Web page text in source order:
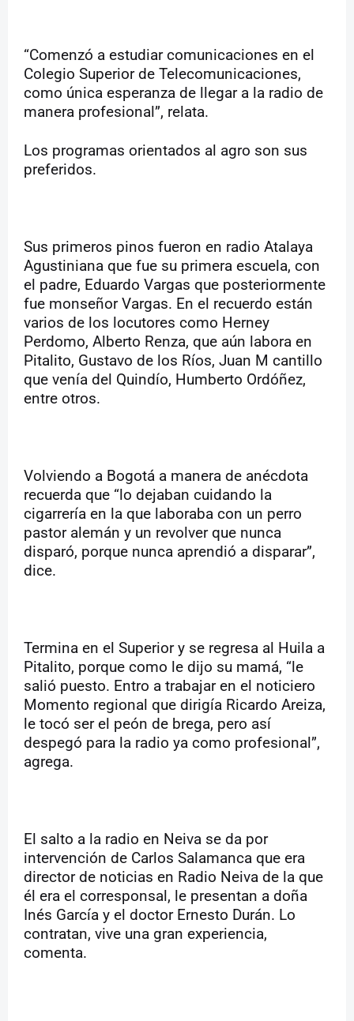
“Comenzó a estudiar comunicaciones en el
Colegio Superior de Telecomunicaciones,
como única esperanza de llegar a la radio de
manera profesional”, relata.
Los programas orientados al agro son sus
preferidos.
Sus primeros pinos fueron en radio Atalaya
Agustiniana que fue su primera escuela, con
el padre, Eduardo Vargas que posteriormente
fue monseñor Vargas. En el recuerdo están
varios de los locutores como Herney
Perdomo, Alberto Renza, que aún labora en
Pitalito, Gustavo de los Ríos, Juan M cantillo
que venía del Quindío, Humberto Ordóñez,
entre otros.
Volviendo a Bogotá a manera de anécdota
recuerda que “lo dejaban cuidando la
cigarrería en la que laboraba con un perro
pastor alemán y un revolver que nunca
disparó, porque nunca aprendió a disparar”,
dice.
Termina en el Superior y se regresa al Huila a
Pitalito, porque como le dijo su mamá, “le
salió puesto. Entro a trabajar en el noticiero
Momento regional que dirigía Ricardo Areiza,
le tocó ser el peón de brega, pero así
despegó para la radio ya como profesional”,
agrega.
El salto a la radio en Neiva se da por
intervención de Carlos Salamanca que era
director de noticias en Radio Neiva de la que
él era el corresponsal, le presentan a doña
Inés García y el doctor Ernesto Durán. Lo
contratan, vive una gran experiencia,
comenta.